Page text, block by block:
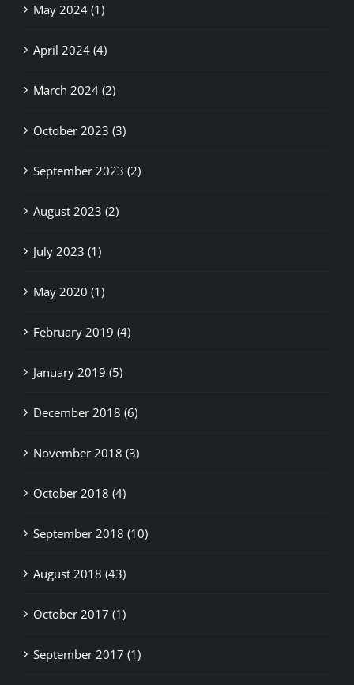
May 2024 (1)
April 2024 (4)
March 2024 (2)
October 2023 (3)
September 2023 (2)
August 2023 (2)
July 2023 (1)
May 2020 (1)
February 2019 (4)
January 2019 (5)
December 2018 (6)
November 2018 (3)
October 2018 (4)
September 2018 (10)
August 2018 (43)
October 2017 (1)
September 2017 (1)